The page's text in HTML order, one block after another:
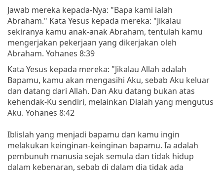
Jawab mereka kepada-Nya: "Bapa kami ialah
Abraham." Kata Yesus kepada mereka: "Jikalau
sekiranya kamu anak-anak Abraham, tentulah kamu
mengerjakan pekerjaan yang dikerjakan oleh
Abraham. Yohanes 8:39
Kata Yesus kepada mereka: "Jikalau Allah adalah
Bapamu, kamu akan mengasihi Aku, sebab Aku keluar
dan datang dari Allah. Dan Aku datang bukan atas
kehendak-Ku sendiri, melainkan Dialah yang mengutus
Aku. Yohanes 8:42
Iblislah yang menjadi bapamu dan kamu ingin
melakukan keinginan-keinginan bapamu. Ia adalah
pembunuh manusia sejak semula dan tidak hidup
dalam kebenaran, sebab di dalam dia tidak ada